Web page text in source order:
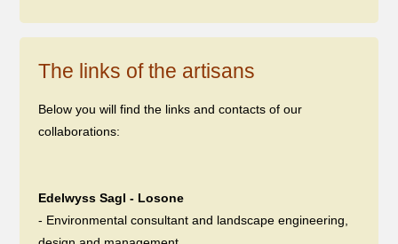
The links of the artisans
Below you will find the links and contacts of our
collaborations:
Edelwyss Sagl - Losone
- Environmental consultant and landscape engineering,